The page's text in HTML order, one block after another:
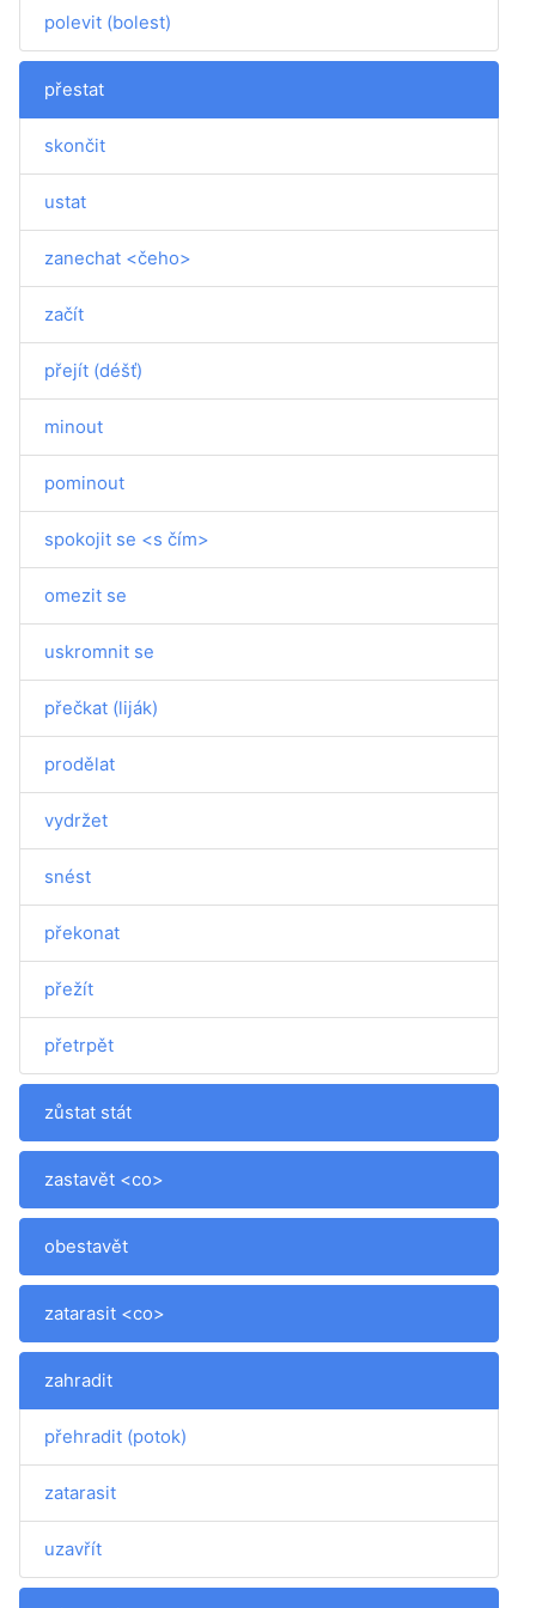
polevit (bolest)
přestat
skončit
ustat
zanechat <čeho>
začít
přejít (déšť)
minout
pominout
spokojit se <s čím>
omezit se
uskromnit se
přečkat (liják)
prodělat
vydržet
snést
překonat
přežít
přetrpět
zůstat stát
zastavět <co>
obestavět
zatarasit <co>
zahradit
přehradit (potok)
zatarasit
uzavřít